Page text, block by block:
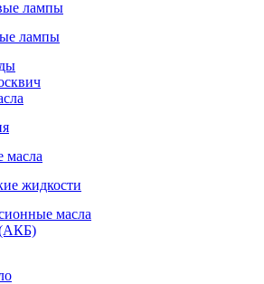
лампы
лампы
масла
жидкости
масла